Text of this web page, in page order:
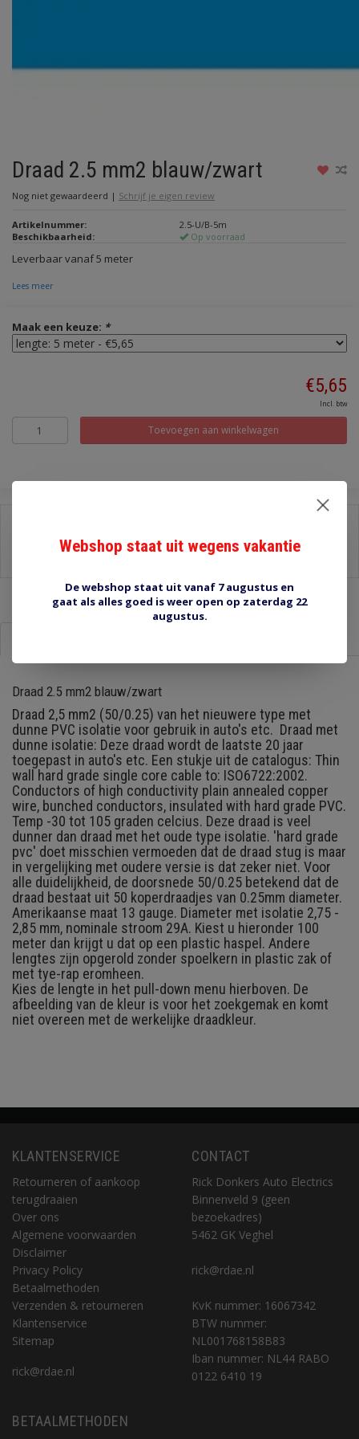
Draad 2.5 mm2 blauw/zwart
Nog niet gewaardeerd | Schrijf je eigen review
Artikelnummer:
2.5-U/B-5m
Beschikbaarheid:
Op voorraad
Leverbaar vanaf 5 meter
Lees meer
Maak een keuze: *
€5,65
Incl. btw
Toevoegen aan winkelwagen
Stel een vraag over dit product
Draad 2.5 mm2 blauw/zwart
Draad 2,5 mm2 (50/0.25) van het nieuwere type met
dunne PVC isolatie voor gebruik in auto's etc. Draad met
dunne isolatie: Deze draad wordt de laatste 20 jaar
toegepast in auto's etc. Een stukje uit de catalogus: Thin
wall hard grade single core cable to: ISO6722:2002.
Conductors of high conductivity plain annealed copper
wire, bunched conductors, insulated with hard grade PVC.
Temp -30 tot 105 graden celcius. Deze draad is veel
dunner dan draad met het oude type isolatie. 'hard grade
pvc' doet misschien vermoeden dat de draad stug is maar
in vergelijking met oudere versie is dat zeker niet. Voor
alle duidelijkheid, de doorsnede 50/0.25 betekend dat de
draad bestaat uit 50 koperdraadjes van 0.25mm diameter.
Amerikaanse maat 13 gauge. Diameter met isolatie 2,75 -
2,85 mm, nominale stroom 29A. Kiest u hieronder 100
meter dan krijgt u dat op een plastic haspel. Andere
lengtes zijn opgerold zonder spoelkern in plastic zak of
met tye-rap eromheen.
Kies de lengte in het pull-down menu hierboven. De
afbeelding van de kleur is voor het zoekgemak en komt
niet overeen met de werkelijke draadkleur.
KLANTENSERVICE
Retourneren of aankoop
terugdraaien
Over ons
Algemene voorwaarden
Disclaimer
Privacy Policy
Betaalmethoden
Verzenden & retourneren
Klantenservice
Sitemap
rick@rdae.nl
CONTACT
Rick Donkers Auto Electrics
Binnenveld 9 (geen
bezoekadres)
5462 GK Veghel
rick@rdae.nl
KvK nummer: 16067342
BTW nummer:
NL001768158B83
Iban nummer: NL44 RABO
0122 6410 19
BETAALMETHODEN
Webshop staat uit wegens vakantie
De webshop staat uit vanaf 7 augustus en
gaat als alles goed is weer open op zaterdag 22
augustus.